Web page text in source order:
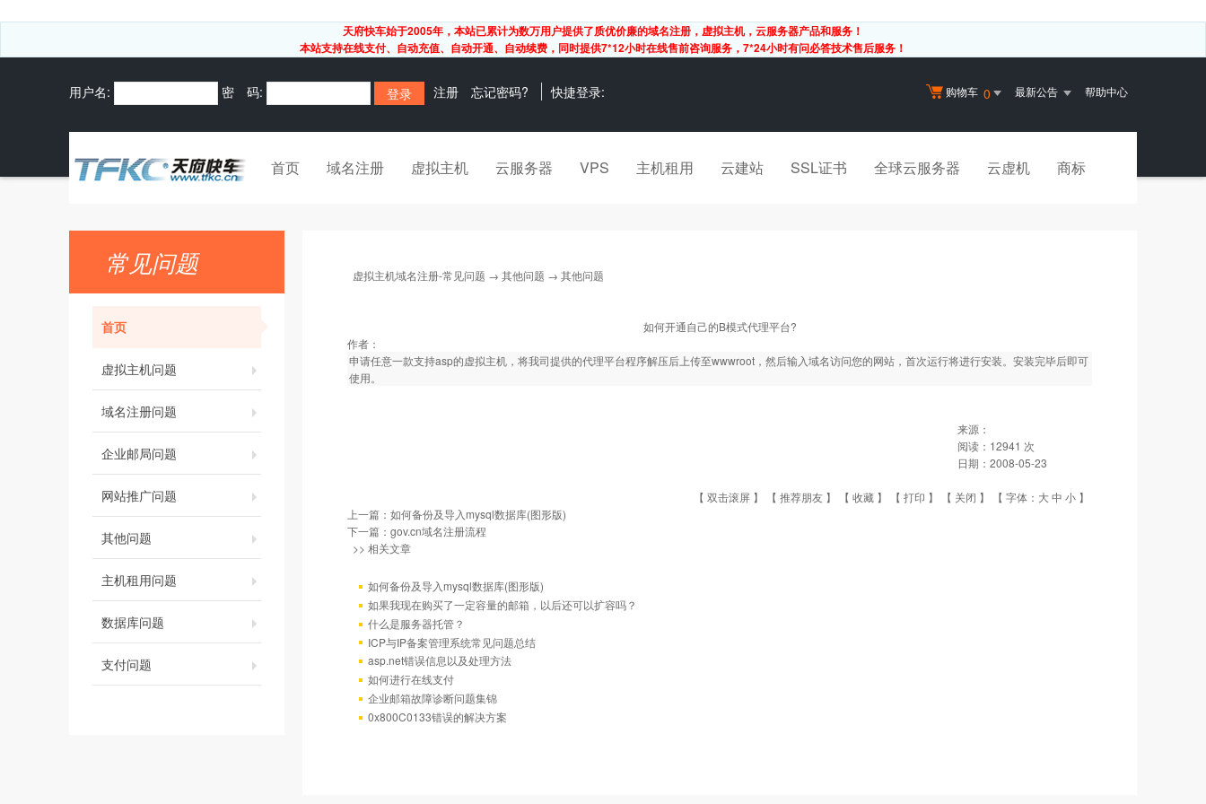
天府快车始于2005年，本站已累计为数万用户提供了质优价廉的域名注册，虚拟主机，云服务器产品和服务！
本站支持在线支付、自动充值、自动开通、自动续费，同时提供7*12小时在线售前咨询服务，7*24小时有问必答技术售后服务！
购物车 0 最新公告 帮助中心
用户名: 密 码: 注册 忘记密码? 快捷登录:
首页 域名注册 虚拟主机 云服务器 VPS 主机租用 云建站 SSL证书 全球云服务器 云虚机 商标
常见问题
首页
虚拟主机问题
域名注册问题
企业邮局问题
网站推广问题
其他问题
主机租用问题
数据库问题
支付问题
虚拟主机域名注册-常见问题 → 其他问题 → 其他问题
如何开通自己的B模式代理平台?
作者：
申请任意一款支持asp的虚拟主机，将我司提供的代理平台程序解压后上传至wwwroot，然后输入域名访问您的网站，首次运行将进行安装。安装完毕后即可
使用。
来源：
阅读： 12941 次
日期： 2008-05-23
【 双击滚屏 】 【 推荐朋友 】 【 收藏 】 【 打印 】 【 关闭 】 【 字体： 大中 小 】
上一篇： 如何备份及导入mysql数据库(图形版)
下一篇： gov.cn域名注册流程
>> 相关文章
如何备份及导入mysql数据库(图形版)
如果我现在购买了一定容量的邮箱，以后还可以扩容吗？
什么是服务器托管？
ICP与IP备案管理系统常见问题总结
asp.net错误信息以及处理方法
如何进行在线支付
企业邮箱故障诊断问题集锦
0x800C0133错误的解决方案